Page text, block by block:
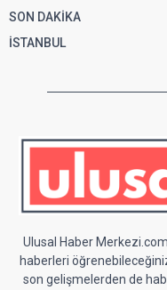
SON DAKİKA
İSTANBUL
Ulusal Haber
haberleri
son gelişmelerden de